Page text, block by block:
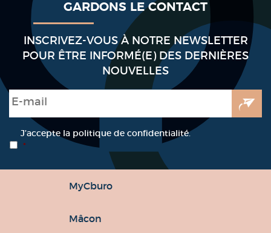
GARDONS LE CONTACT
INSCRIVEZ-VOUS À NOTRE NEWSLETTER
POUR ÊTRE INFORMÉ(E) DES DERNIÈRES
NOUVELLES
E-mail
RGPD *
J’accepte la politique de confidentialité.
*
MyCburo
Mâcon